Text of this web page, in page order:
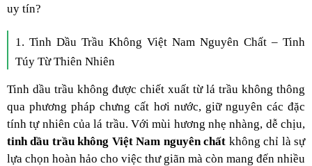
uy tín?
1. Tinh Dầu Trầu Không Việt Nam Nguyên Chất – Tinh
Túy Từ Thiên Nhiên
Tinh dầu trầu không được chiết xuất từ lá trầu không thông
qua phương pháp chưng cất hơi nước, giữ nguyên các đặc
tính tự nhiên của lá trầu. Với mùi hương nhẹ nhàng, dễ chịu,
tinh dầu trầu không Việt Nam nguyên chất không chỉ là sự
lựa chọn hoàn hảo cho việc thư giãn mà còn mang đến nhiều